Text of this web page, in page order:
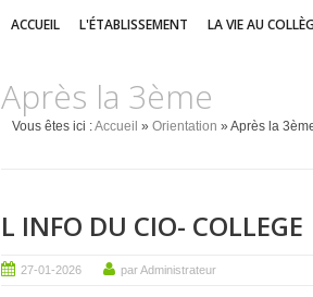
ACCUEIL L'ÉTABLISSEMENT LA VIE AU
Après la 3ème
Vous êtes ici :Accueil » Orientation » Après la
L INFO DU CIO- COLLEGE
27-01-2026 par Administrateur